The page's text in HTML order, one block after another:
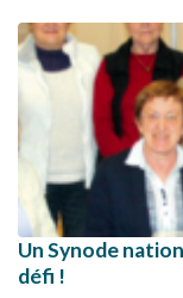
Un Synode
défi !